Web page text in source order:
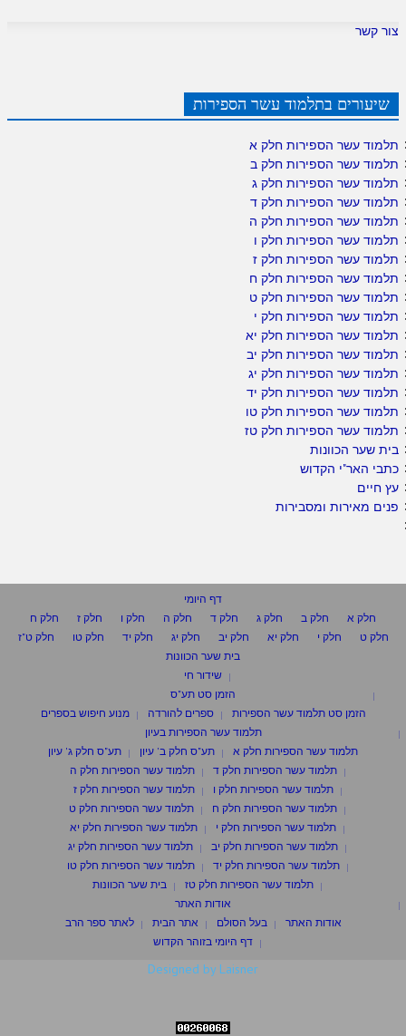
צור קשר
שיעורים בתלמוד עשר הספירות
תלמוד עשר הספירות חלק א
תלמוד עשר הספירות חלק ב
תלמוד עשר הספירות חלק ג
תלמוד עשר הספירות חלק ד
תלמוד עשר הספירות חלק ה
תלמוד עשר הספירות חלק ו
תלמוד עשר הספירות חלק ז
תלמוד עשר הספירות חלק ח
תלמוד עשר הספירות חלק ט
תלמוד עשר הספירות חלק י
תלמוד עשר הספירות חלק יא
תלמוד עשר הספירות חלק יב
תלמוד עשר הספירות חלק יג
תלמוד עשר הספירות חלק יד
תלמוד עשר הספירות חלק טו
תלמוד עשר הספירות חלק טז
בית שער הכוונות
כתבי האר"י הקדוש
עץ חיים
פנים מאירות ומסבירות
דף היומי
חלק א
חלק ב חלק ג חלק ד חלק ה חלק ו חלק ז
חלק ח
חלק ט
חלק י חלק יא חלק יב חלק יג חלק יד חלק טו
חלק ט"ז
בית שער הכוונות
שידור חי
הזמן סט תע"ס
הזמן סט תלמוד עשר הספירות
ספרים להורדה
מנוע חיפוש בספרים
תלמוד עשר הספירות בעיון
תלמוד עשר הספירות חלק א
תע"ס חלק ב' עיון
תע"ס חלק ג' עיון
תלמוד עשר הספירות חלק ד
תלמוד עשר הספירות חלק ה
תלמוד עשר הספירות חלק ו
תלמוד עשר הספירות חלק ז
תלמוד עשר הספירות חלק ח
תלמוד עשר הספירות חלק ט
תלמוד עשר הספירות חלק י
תלמוד עשר הספירות חלק יא
תלמוד עשר הספירות חלק יב
תלמוד עשר הספירות חלק יג
תלמוד עשר הספירות חלק יד
תלמוד עשר הספירות חלק טו
תלמוד עשר הספירות חלק טז
בית שער הכוונות
אודות האתר
אודות האתר
בעל הסולם אתר הבית
לאתר ספר הרב
דף היומי בזוהר הקדוש
Designed by Laisner